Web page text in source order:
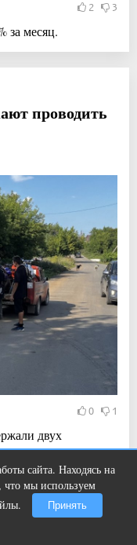
2 3
за месяц.
проводить
0 1
двух
приём
сайта. Находясь на
что мы используем
Принять
секунд, но вы
увиденного